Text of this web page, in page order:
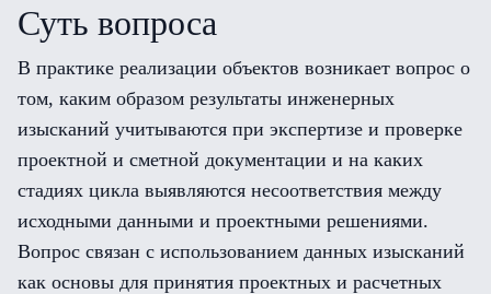
Суть вопроса
В практике реализации объектов возникает вопрос о
том, каким образом результаты инженерных
изысканий учитываются при экспертизе и проверке
проектной и сметной документации и на каких
стадиях цикла выявляются несоответствия между
исходными данными и проектными решениями.
Вопрос связан с использованием данных изысканий
как основы для принятия проектных и расчетных